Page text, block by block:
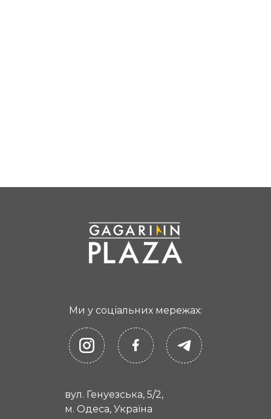
Ми у соціальних мережах:
вул. Генуезська, 5/2,
м. Одеса, Україна